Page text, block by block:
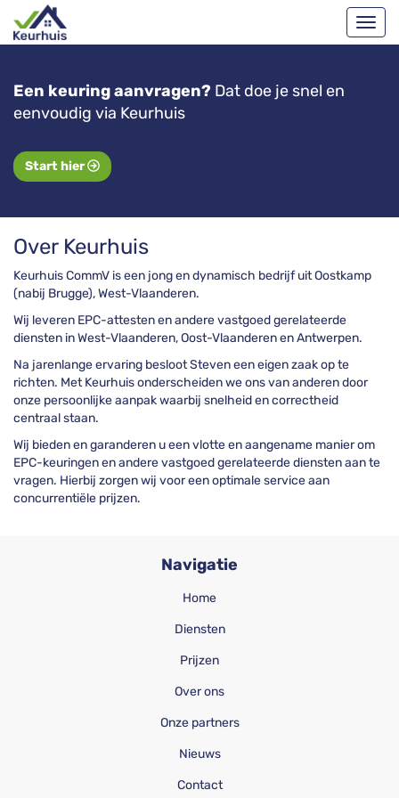
Een keuring aanvragen? Dat doe je snel en
eenvoudig via Keurhuis
Start hier
Over Keurhuis
Keurhuis CommV is een jong en dynamisch bedrijf uit Oostkamp
(nabij Brugge), West-Vlaanderen.
Wij leveren EPC-attesten en andere vastgoed gerelateerde
diensten in West-Vlaanderen, Oost-Vlaanderen en Antwerpen.
Na jarenlange ervaring besloot Steven een eigen zaak op te
richten. Met Keurhuis onderscheiden we ons van anderen door
onze persoonlijke aanpak waarbij snelheid en correctheid
centraal staan.
Wij bieden en garanderen u een vlotte en aangename manier om
EPC-keuringen en andere vastgoed gerelateerde diensten aan te
vragen. Hierbij zorgen wij voor een optimale service aan
concurrentiële prijzen.
Navigatie
Home
Diensten
Prijzen
Over ons
Onze partners
Nieuws
Contact